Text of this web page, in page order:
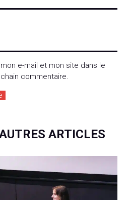
e-mail et mon site dans le
commentaire.
ARTICLES